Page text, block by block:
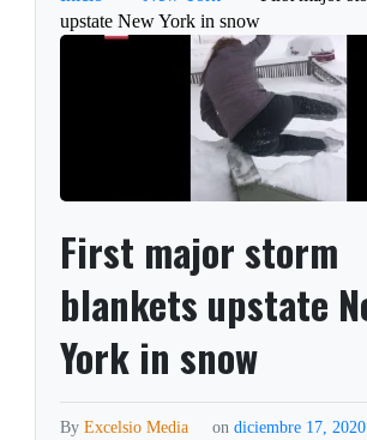
upstate New York in snow
First major storm
blankets upstate
York in snow
ByExcelsio Media on diciembre 17, 2020